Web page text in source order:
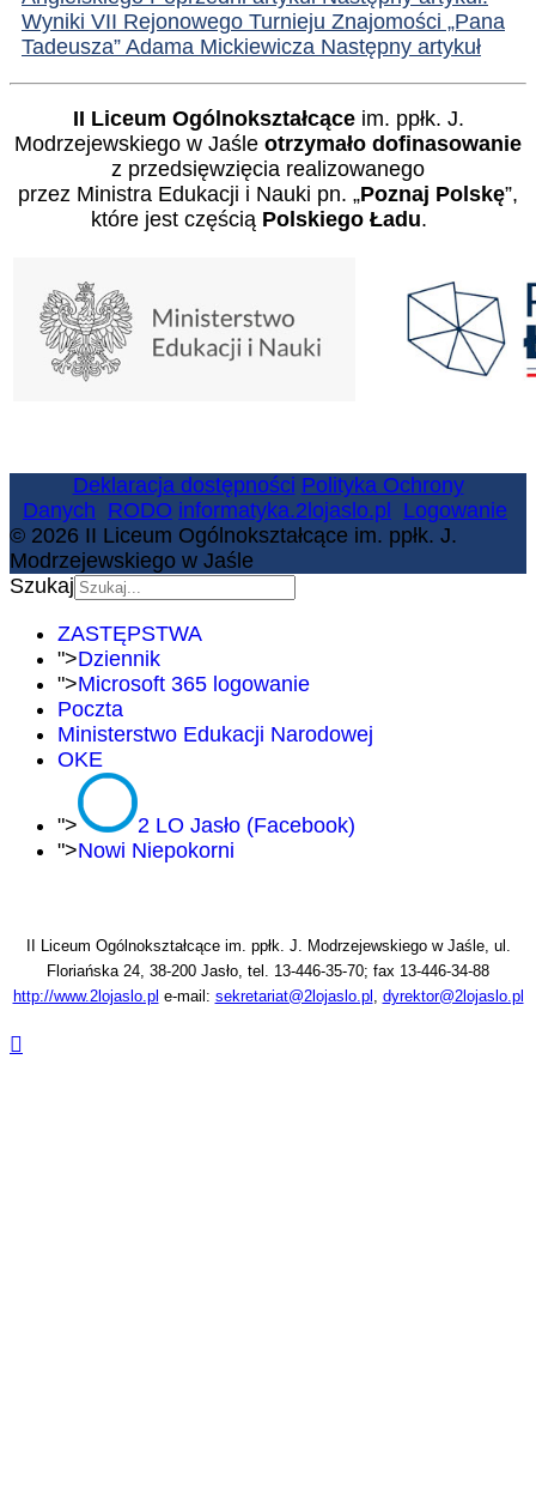
Wyniki VII Rejonowego Turnieju Znajomości „Pana
Tadeusza” Adama Mickiewicza Następny artykuł
II Liceum Ogólnokształcąceim. ppłk. J.
Modrzejewskiego w Jaśle otrzymało dofinasowanie
z przedsięwzięcia realizowanego
przez Ministra Edukacji i Nauki pn. „Poznaj Polskę”,
które jest częścią Polskiego Ładu.
Deklaracja dostępności Polityka Ochrony
Danych RODO informatyka.2lojaslo.pl
Logowanie
© 2026 II Liceum Ogólnokształcące im. ppłk. J.
Modrzejewskiego w Jaśle
Szukaj
ZASTĘPSTWA
">Dziennik
">Microsoft 365 logowanie
Poczta
Ministerstwo Edukacji Narodowej
OKE
">
2 LO Jasło (Facebook)
">Nowi Niepokorni
II Liceum Ogólnokształcące im. ppłk. J. Modrzejewskiego w Jaśle, ul.
Floriańska 24, 38-200 Jasło, tel. 13-446-35-70; fax 13-446-34-88
http://www.2lojaslo.pl e-mail: sekretariat@2lojaslo.pl , dyrektor@2lojaslo.pl